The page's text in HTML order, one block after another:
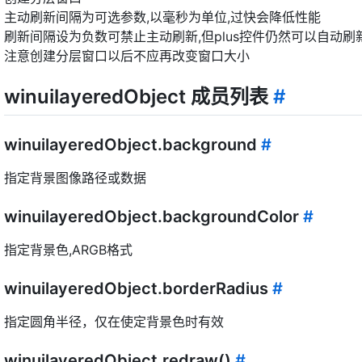
主动刷新间隔为可选参数,以毫秒为单位,过快会降低性能
刷新间隔设为负数可禁止主动刷新,但plus控件仍然可以自动刷
注意创建分层窗口以后不应再改变窗口大小
winuilayeredObject 成员列表 #
winuilayeredObject.background #
指定背景图像路径或数据
winuilayeredObject.backgroundColor #
指定背景色,ARGB格式
winuilayeredObject.borderRadius #
指定圆角半径，仅在使定背景色时有效